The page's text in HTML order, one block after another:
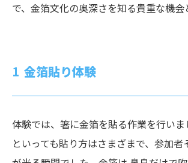
で、金箔文化の奥深さを知る貴重な機会
金箔貼り体験
体験では、箸に金箔を貼る作業を行いま
といっても貼り方はさまざまで、参加